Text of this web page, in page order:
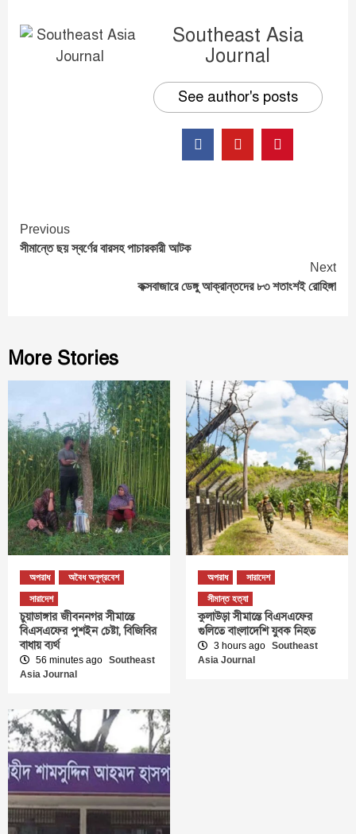
Southeast Asia
Journal
See author's posts
Continue
Reading
Previous
সীমান্তে ছয় স্বর্ণের বারসহ পাচারকারী আটক
Next
কক্সবাজারে ডেঙ্গু আক্রান্তদের ৮৩ শতাংশই রোহিঙ্গা
More Stories
অপরাধ
অবৈধ অনুপ্রবেশ
সারাদেশ
চুয়াডাঙ্গার জীবননগর সীমান্তে
বিএসএফের পুশইন চেষ্টা, বিজিবির
বাধায় ব্যর্থ
56 minutes ago Southeast
Asia Journal
অপরাধ
সারাদেশ
সীমান্ত হত্যা
কুলাউড়া সীমান্তে বিএসএফের
গুলিতে বাংলাদেশি যুবক নিহত
3 hours ago Southeast
Asia Journal